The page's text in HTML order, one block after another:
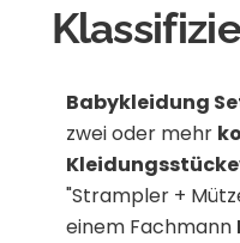
Babykleidung
zwei oder mehr
Kleidungsstücke
"Strampler +
einem Fachmann